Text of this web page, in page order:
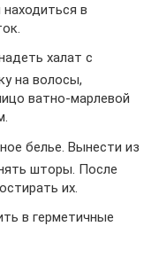
в
халат с
на волосы,
ватно-марлевой
белье. Вынести из
шторы. После
их.
в герметичные